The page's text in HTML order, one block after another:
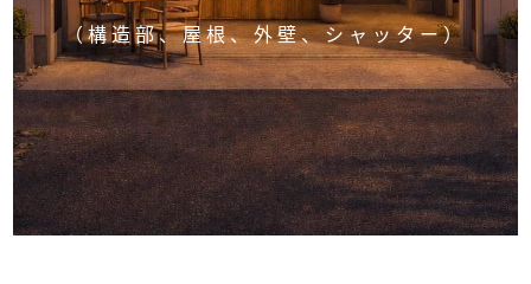
（構造部、屋根、外壁、シャッター）